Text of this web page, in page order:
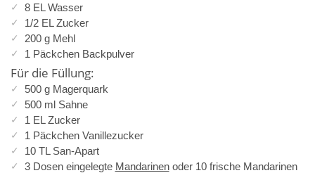
8 EL Wasser
1/2 EL Zucker
200 g Mehl
1 Päckchen Backpulver
Für die Füllung:
500 g Magerquark
500 ml Sahne
1 EL Zucker
1 Päckchen Vanillezucker
10 TL San-Apart
3 Dosen eingelegte Mandarinenoder 10 frische Mandarinen